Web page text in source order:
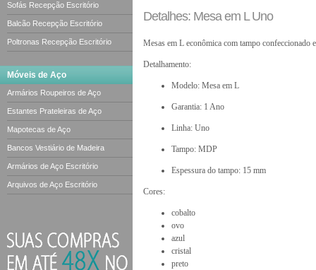
Sofás Recepção Escritório
Balcão Recepção Escritório
Poltronas Recepção Escritório
Móveis de Aço
Armários Roupeiros de Aço
Estantes Prateleiras de Aço
Mapotecas de Aço
Bancos Vestiário de Madeira
Armários de Aço Escritório
Arquivos de Aço Escritório
Detalhes: Mesa em L Uno
Mesas em L econômica com tampo confeccionado
Detalhamento:
Modelo: Mesa em L
Garantia: 1 Ano
Linha: Uno
Tampo: MDP
Espessura do tampo: 15 mm
Cores:
cobalto
ovo
azul
cristal
preto